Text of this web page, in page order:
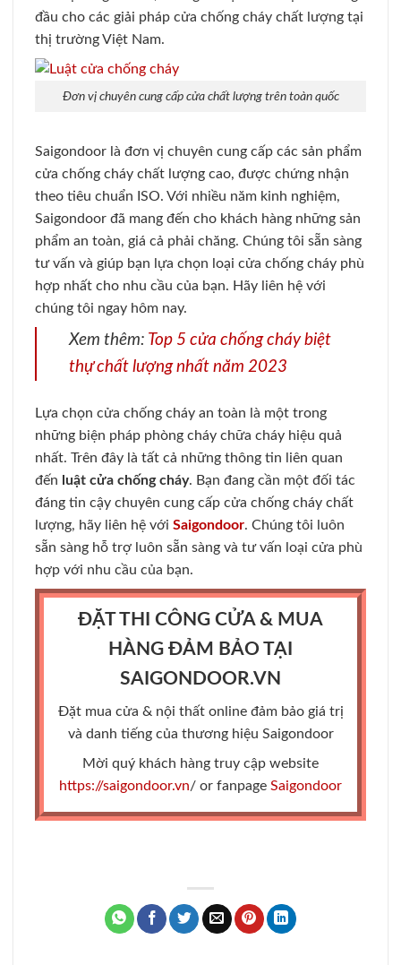
đầu cho các giải pháp cửa chống cháy chất lượng tại
thị trường Việt Nam.
Đơn vị chuyên cung cấp cửa chất lượng trên toàn quốc
Saigondoor là đơn vị chuyên cung cấp các sản phẩm
cửa chống cháy chất lượng cao, được chứng nhận
theo tiêu chuẩn ISO. Với nhiều năm kinh nghiệm,
Saigondoor đã mang đến cho khách hàng những sản
phẩm an toàn, giá cả phải chăng. Chúng tôi sẵn sàng
tư vấn và giúp bạn lựa chọn loại cửa chống cháy phù
hợp nhất cho nhu cầu của bạn. Hãy liên hệ với
chúng tôi ngay hôm nay.
Xem thêm: Top 5 cửa chống cháy biệt
thự chất lượng nhất năm 2023
Lựa chọn cửa chống cháy an toàn là một trong
những biện pháp phòng cháy chữa cháy hiệu quả
nhất. Trên đây là tất cả những thông tin liên quan
đến luật cửa chống cháy. Bạn đang cần một đối tác
đáng tin cậy chuyên cung cấp cửa chống cháy chất
lượng, hãy liên hệ với Saigondoor. Chúng tôi luôn
sẵn sàng hỗ trợ luôn sẵn sàng và tư vấn loại cửa phù
hợp với nhu cầu của bạn.
ĐẶT THI CÔNG CỬA & MUA
HÀNG ĐẢM BẢO TẠI
SAIGONDOOR.VN
Đặt mua cửa & nội thất online đảm bảo giá trị
và danh tiếng của thương hiệu Saigondoor
Mời quý khách hàng truy cập website
https://saigondoor.vn/ or fanpage Saigondoor